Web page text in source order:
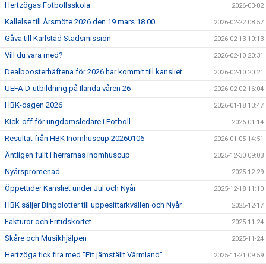
Hertzögas Fotbollsskola 2026-03-02
Kallelse till Årsmöte 2026 den 19 mars 18.00 2026-02-22 08:57
Gåva till Karlstad Stadsmission 2026-02-13 10:13
Vill du vara med? 2026-02-10 20:31
Dealboosterhäftena för 2026 har kommit till kansliet 2026-02-10 20:21
UEFA D-utbildning på Ilanda våren 26 2026-02-02 16:04
HBK-dagen 2026 2026-01-18 13:47
Kick-off för ungdomsledare i Fotboll 2026-01-14
Resultat från HBK Inomhuscup 20260106 2026-01-05 14:51
Äntligen fullt i herrarnas inomhuscup 2025-12-30 09:03
Nyårspromenad 2025-12-29
Öppettider Kansliet under Jul och Nyår 2025-12-18 11:10
HBK säljer Bingolotter till uppesittarkvällen och Nyår 2025-12-17
Fakturor och Fritidskortet 2025-11-24
Skåre och Musikhjälpen 2025-11-24
Hertzöga fick fira med "Ett jämställt Värmland" 2025-11-21 09:59